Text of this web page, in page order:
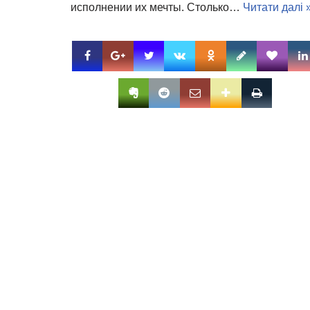
исполнении их мечты. Столько… Читати далі